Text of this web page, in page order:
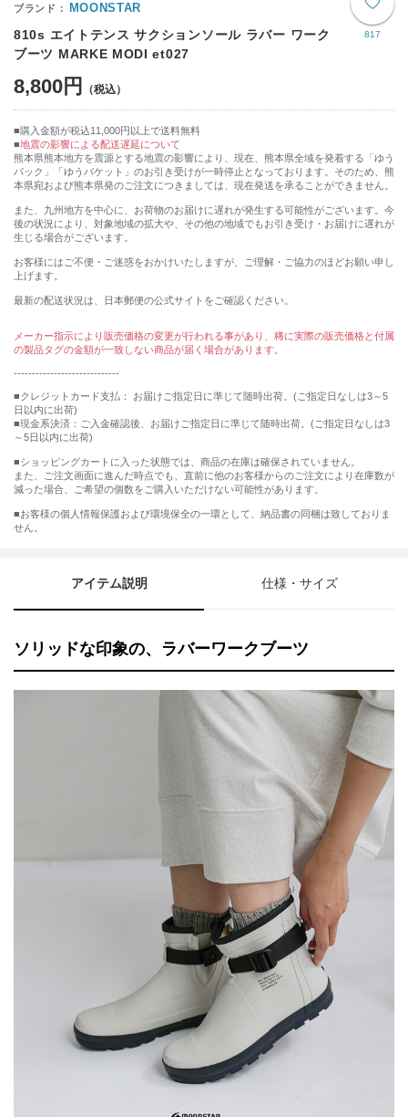
817
MOONSTAR
810s エイトテンス サクションソール ラバー ワーク
ブーツ MARKE MODI et027
8,800円
購入金額が税込11,000円以上で送料無料
地震の影響による配送遅延について
熊本県熊本地方を震源とする地震の影響により、現在、熊本県全域を発着する「ゆう
パック」「ゆうパケット」のお引き受けが一時停止となっております。そのため、熊
本県宛および熊本県発のご注文につきましては、現在発送を承ることができません。
また、九州地方を中心に、お荷物のお届けに遅れが発生する可能性がございます。今
後の状況により、対象地域の拡大や、その他の地域でもお引き受け・お届けに遅れが
生じる場合がございます。
お客様にはご不便・ご迷惑をおかけいたしますが、ご理解・ご協力のほどお願い申し
上げます。
最新の配送状況は、日本郵便の公式サイトをご確認ください。
メーカー指示により販売価格の変更が行われる事があり、稀に実際の販売価格と付属
の製品タグの金額が一致しない商品が届く場合があります。
-----------------------------
■クレジットカード支払： お届けご指定日に準じて随時出荷。(ご指定日なしは3～5
日以内に出荷)
■現金系決済：ご入金確認後、お届けご指定日に準じて随時出荷。(ご指定日なしは3
～5日以内に出荷)
■ショッピングカートに入った状態では、商品の在庫は確保されていません。
また、ご注文画面に進んだ時点でも、直前に他のお客様からのご注文により在庫数が
減った場合、ご希望の個数をご購入いただけない可能性があります。
■お客様の個人情報保護および環境保全の一環として、納品書の同梱は致しておりま
せん。
アイテム説明 仕様・サイズ
ソリッドな印象の、ラバーワークブーツ